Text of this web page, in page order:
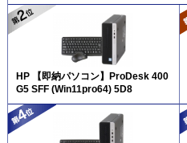
HP 【即納パソコン】ProDesk 400
G5 SFF (Win11pro64) 5D8